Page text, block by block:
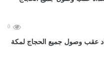
0
عقب وصول جميع الحجاج لمكة